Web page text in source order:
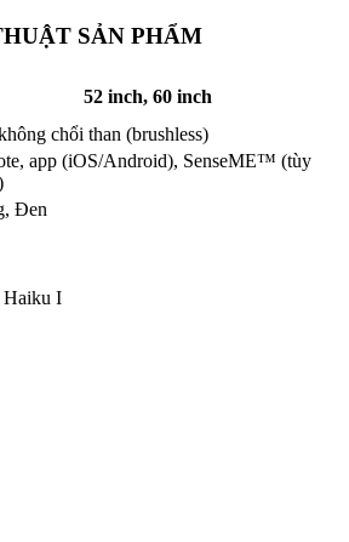
SẢN PHẨM
52 inch, 60 inch
chổi than (brushless)
app (iOS/Android), SenseME™ (tùy
Đen
Haiku I